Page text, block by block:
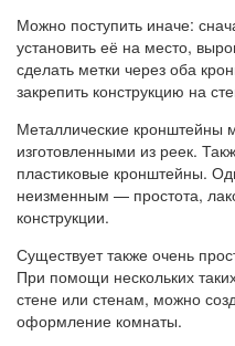
Можно поступить иначе:
установить её на место,
сделать метки через оба
закрепить конструкцию на
Металлические кронштейны
изготовленными из реек.
пластиковые кронштейны.
неизменным — простота,
конструкции.
Существует также очень
При помощи нескольких
стене или стенам, можно
оформление комнаты.